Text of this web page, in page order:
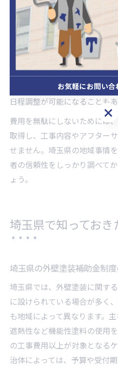
具体的には、各市町村で実施
補助金や遮熱塗料補助金など
確認することが重要です。例
外壁塗装助成金の受付が行わ
請時期を逃さないよう注意が
避けて工事を依頼することで
日程調整が可能になることもあ
費用を無駄にしないためには
取得し、工事内容やアフター
せません。埼玉県の地域事情
者の信頼性をしっかり調べて
ょう。
埼玉県で知っておき
埼玉県の外壁塗装補助金制
埼玉県では、外壁塗装に関す
に設けられている場合が多く
も地域によって異なります。
遮熱性など機能性塗料の使用
の工事費用以上が対象となる
治体によっては、予算や受付
お気軽にお問い合
お気軽にお問い